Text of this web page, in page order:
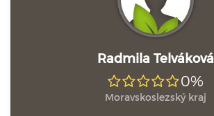
Radmila Telváková
0%
Moravskoslezský kraj